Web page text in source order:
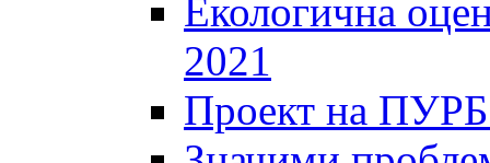
Екологична
2021
Проект на